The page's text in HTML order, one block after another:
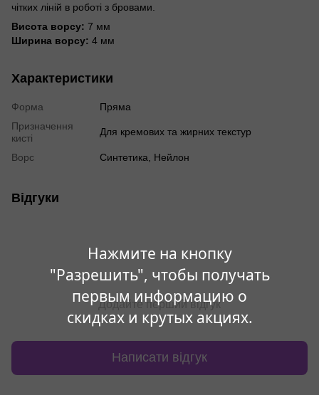
Нажмите на кнопку
"Разрешить", чтобы получать
первым информацию о
скидках и крутых акциях.
чітких ліній в роботі з бровами.
Висота ворсу: 7 мм
Ширина ворсу: 4 мм
Характеристики
Форма
Пряма
Призначення
кисті
Для кремових та жирних текстур
Ворс Синтетика, Нейлон
Відгуки
Додайте перший відгук
Написати відгук